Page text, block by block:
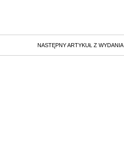
NASTĘPNY ARTYKUŁ Z WYDANIA